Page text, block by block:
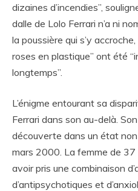
dizaines d’incendies”,
dalle de Lolo Ferrari n’a ni
la poussière qui s’y
roses en plastique” ont été
longtemps”.
L’énigme entourant sa
Ferrari dans son au-delà.
découverte dans un état
mars 2000. La femme de
avoir pris une combinaison
d’antipsychotiques et